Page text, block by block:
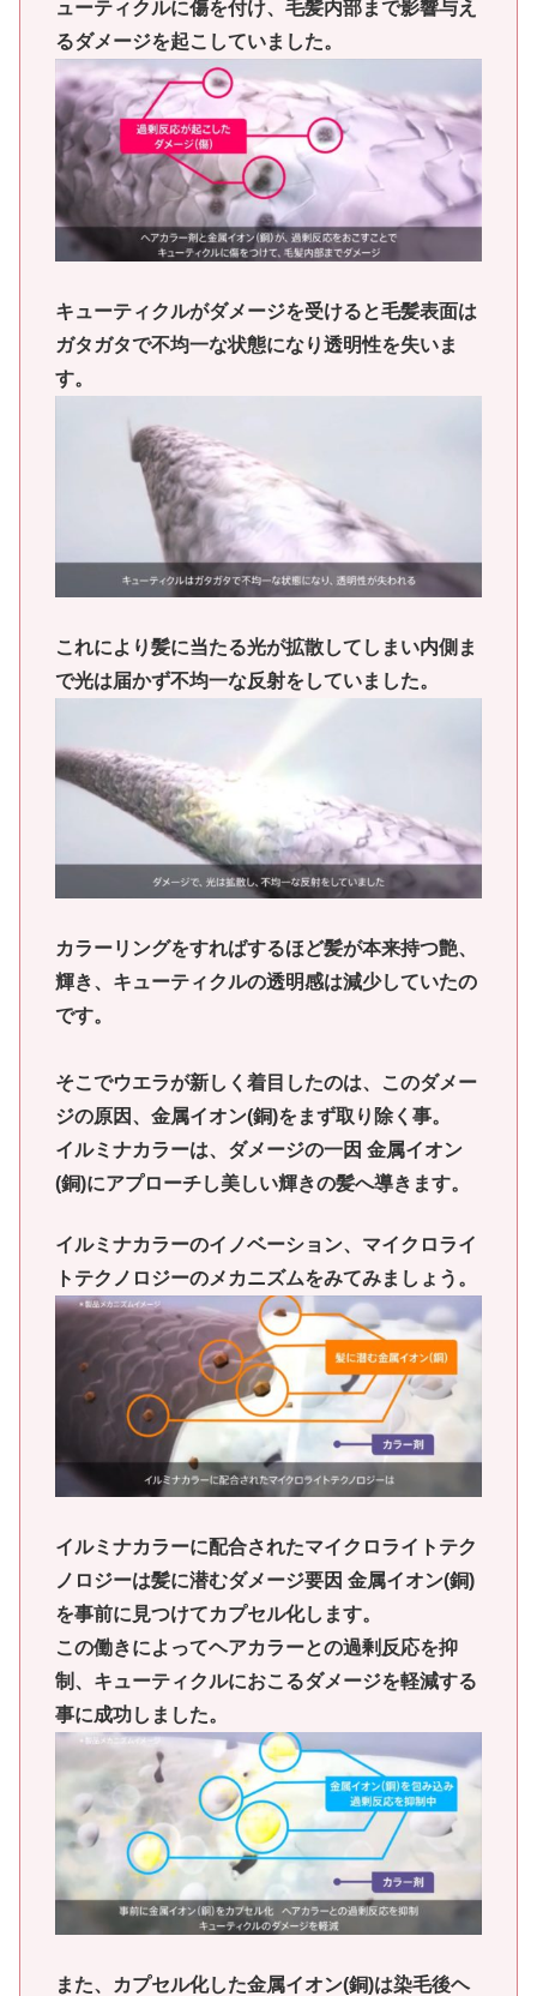
ューティクルに傷を付け、毛髪内部まで影響与え
るダメージを起こしていました。
キューティクルがダメージを受けると毛髪表面は
ガタガタで不均一な状態になり透明性を失いま
す。
これにより髪に当たる光が拡散してしまい内側ま
で光は届かず不均一な反射をしていました。
カラーリングをすればするほど髪が本来持つ艶、
輝き、キューティクルの透明感は減少していたの
です。
そこでウエラが新しく着目したのは、このダメー
ジの原因、金属イオン(銅)をまず取り除く事。
イルミナカラーは、ダメージの一因 金属イオン
(銅)にアプローチし美しい輝きの髪へ導きます。
イルミナカラーのイノベーション、マイクロライ
トテクノロジーのメカニズムをみてみましょう。
イルミナカラーに配合されたマイクロライトテク
ノロジーは髪に潜むダメージ要因 金属イオン(銅)
を事前に見つけてカプセル化します。
この働きによってヘアカラーとの過剰反応を抑
制、キューティクルにおこるダメージを軽減する
事に成功しました。
また、カプセル化した金属イオン(銅)は染毛後ヘ